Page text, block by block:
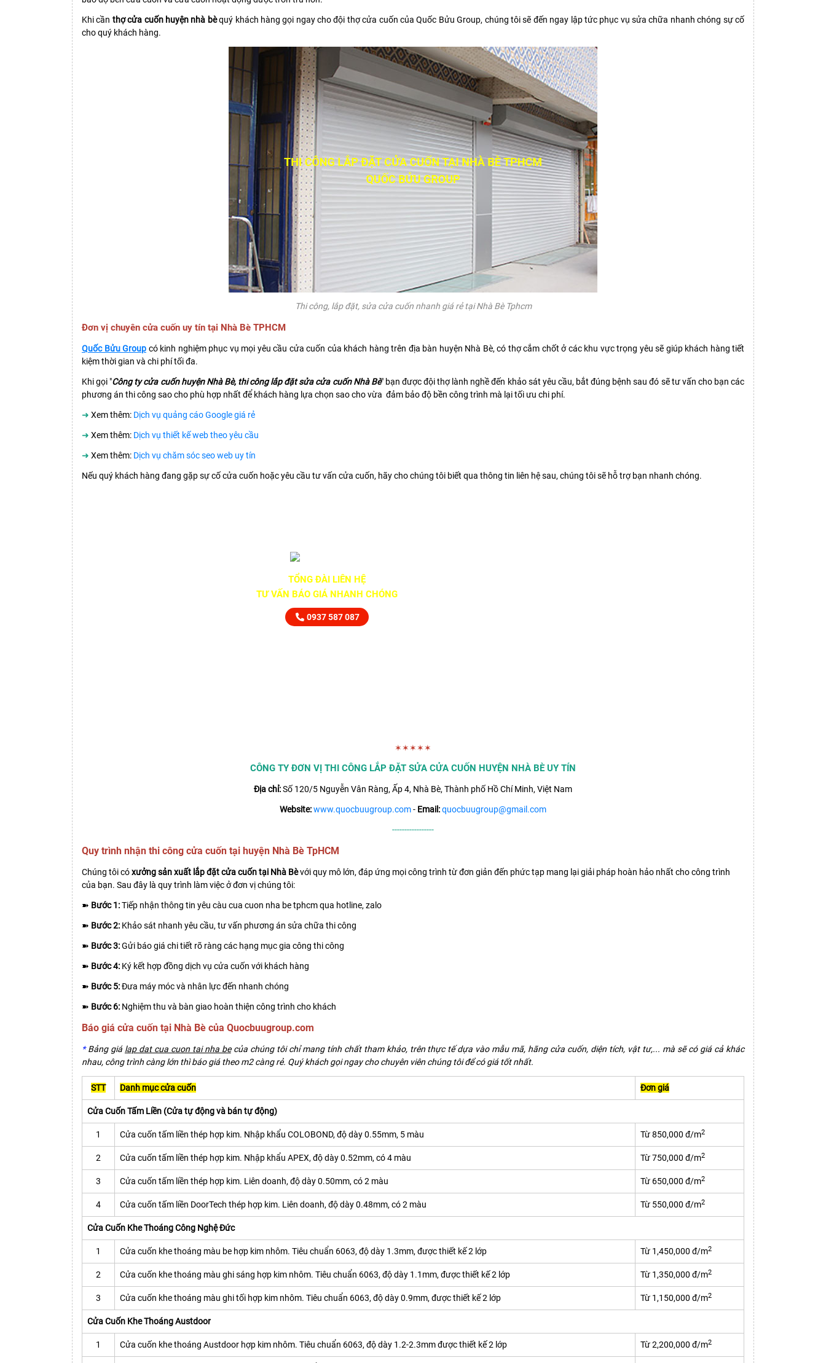
Khi cần thợ cửa cuốn huyện nhà bèquý khách hàng gọi ngay cho đội thợ cửa cuốn của Quốc Bửu Group, chúng tôi sẽ đến ngay lập tức phục vụ sửa chữa nhanh chóng sự cố
cho quý khách hàng.
Thi công, lắp đặt, sửa cửa cuốn nhanh giá rẻ tại Nhà Bè Tphcm
Đơn vị chuyên cửa cuốn uy tín tại Nhà Bè TPHCM
Quốc Bửu Group có kinh nghiệm phục vụ mọi yêu cầu cửa cuốn của khách hàng trên địa bàn huyện Nhà Bè, có thợ cắm chốt ở các khu vực trọng yêu sẽ giúp khách hàng tiết
kiệm thời gian và chi phí tối đa.
Khi gọi "Công ty cửa cuốn huyện Nhà Bè, thi công lắp đặt sửa cửa cuốn Nhà Bè" bạn được đội thợ lành nghề đến khảo sát yêu cầu, bắt đúng bệnh sau đó sẽ tư vấn cho bạn các
phương án thi công sao cho phù hợp nhất để khách hàng lựa chọn sao cho vừa đảm bảo độ bền công trình mà lại tối ưu chi phí.
➜ Xem thêm: Dịch vụ quảng cáo Google giá rẻ
➜ Xem thêm: Dịch vụ thiết kế web theo yêu cầu
➜ Xem thêm: Dịch vụ chăm sóc seo web uy tín
Nếu quý khách hàng đang gặp sự cố cửa cuốn hoặc yêu cầu tư vấn cửa cuốn, hãy cho chúng tôi biết qua thông tin liên hệ sau, chúng tôi sẽ hỗ trợ bạn nhanh chóng.
TỔNG ĐÀI LIÊN HỆ
TƯ VẤN BÁO GIÁ NHANH CHÓNG
0937 587 087
✶✶✶✶✶
CÔNG TY ĐƠN VỊ THI CÔNG LẮP ĐẶT SỬA CỬA CUỐN HUYỆN NHÀ BÈ UY TÍN
Địa chỉ:Số 120/5 Nguyễn Vân Ràng, Ấp 4, Nhà Bè, Thành phố Hồ Chí Minh, Việt Nam
Website:www.quocbuugroup.com- Email:quocbuugroup@gmail.com
-----------------
Quy trình nhận thi công cửa cuốn tại huyện Nhà Bè TpHCM
Chúng tôi cóxưởng sản xuất lắp đặt cửa cuốn tại Nhà Bèvới quy mô lớn, đáp ứng mọi công trình từ đơn giản đến phức tạp mang lại giải pháp hoàn hảo nhất cho công trình
của bạn. Sau đây là quy trình làm việc ở đơn vị chúng tôi:
➽ Bước 1:Tiếp nhận thông tin yêu càu cua cuon nha be tphcm qua hotline, zalo
➽ Bước 2: Khảo sát nhanh yêu cầu, tư vấn phương án sửa chữa thi công
➽ Bước 3:Gửi báo giá chi tiết rõ ràng các hạng mục gia công thi công
➽ Bước 4: Ký kết hợp đồng dịch vụ cửa cuốn với khách hàng
➽ Bước 5:Đưa máy móc và nhân lực đến nhanh chóng
➽ Bước 6: Nghiệm thu và bàn giao hoàn thiện công trình cho khách
Báo giá cửa cuốn tại Nhà Bè của Quocbuugroup.com
*Bảng giá lap dat cua cuon tai nha becủa chúng tôi chỉ mang tính chất tham khảo, trên thực tế dựa vào mẫu mã, hãng cửa cuốn, diện tích, vật tư,... mà sẽ có giá cả khác
nhau, công trình càng lớn thì báo giá theo m2 càng rẻ. Quý khách gọi ngay cho chuyên viên chúng tôi để có giá tốt nhất.
STT Danh mục cửa cuốn Đơn giá
Cửa Cuốn Tấm Liền (Cửa tự động và bán tự động)
1 Cửa cuốn tấm liền thép hợp kim. Nhập khẩu COLOBOND, độ dày 0.55mm, 5 màu Từ 850,000 đ/m2
2 Cửa cuốn tấm liền thép hợp kim. Nhập khẩu APEX, độ dày 0.52mm, có 4 màu Từ 750,000 đ/m2
3 Cửa cuốn tấm liền thép hợp kim. Liên doanh, độ dày 0.50mm, có 2 màu Từ 650,000 đ/m2
4 Cửa cuốn tấm liền DoorTech thép hợp kim. Liên doanh, độ dày 0.48mm, có 2 màu Từ 550,000 đ/m2
Cửa Cuốn Khe Thoáng Công Nghệ Đức
1 Cửa cuốn khe thoáng màu be hợp kim nhôm. Tiêu chuẩn 6063, độ dày 1.3mm, được thiết kế 2 lớp Từ 1,450,000 đ/m2
2 Cửa cuốn khe thoáng màu ghi sáng hợp kim nhôm. Tiêu chuẩn 6063, độ dày 1.1mm, được thiết kế 2 lớp Từ 1,350,000 đ/m2
3 Cửa cuốn khe thoáng màu ghi tối hợp kim nhôm. Tiêu chuẩn 6063, độ dày 0.9mm, được thiết kế 2 lớp Từ 1,150,000 đ/m2
Cửa Cuốn Khe Thoáng Austdoor
1 Cửa cuốn khe thoáng Austdoor hợp kim nhôm. Tiêu chuẩn 6063, độ dày 1.2-2.3mm được thiết kế 2 lớp Từ 2,200,000 đ/m2